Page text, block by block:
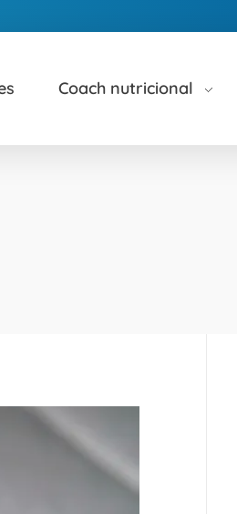
Coach nutricional